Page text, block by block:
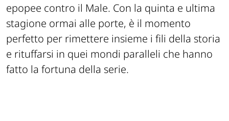
epopee contro il Male. Con la quinta e ultima
stagione ormai alle porte, è il momento
perfetto per rimettere insieme i fili della storia
e rituffarsi in quei mondi paralleli che hanno
fatto la fortuna della serie.